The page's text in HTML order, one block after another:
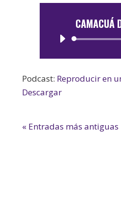
CAMACUÁ
Podcast: Reproducir en
Descargar
« Entradas más antiguas